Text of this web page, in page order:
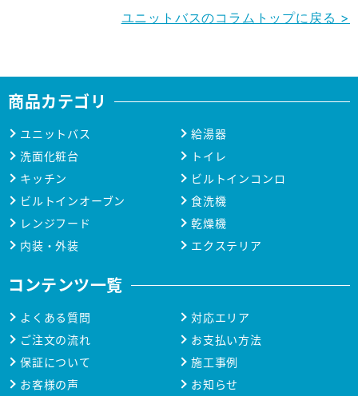
ユニットバスのコラムトップに戻る >
商品カテゴリ
ユニットバス
給湯器
洗面化粧台
トイレ
キッチン
ビルトインコンロ
ビルトインオーブン
食洗機
レンジフード
乾燥機
内装・外装
エクステリア
コンテンツ一覧
よくある質問
対応エリア
ご注文の流れ
お支払い方法
保証について
施工事例
お客様の声
お知らせ